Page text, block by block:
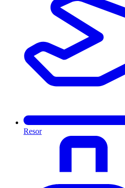
Resor